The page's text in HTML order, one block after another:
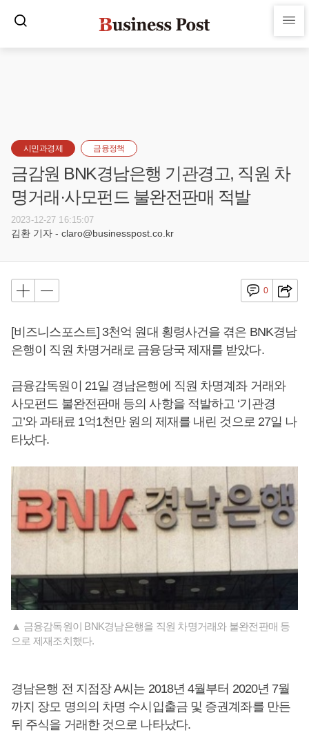
시민과경제 금융정책
금감원 BNK경남은행 기관경고, 직원 차
명거래·사모펀드 불완전판매 적발
2023-12-27 16:15:07
김환 기자 - claro@businesspost.co.kr
0
[비즈니스포스트] 3천억 원대 횡령사건을 겪은 BNK경남
은행이 직원 차명거래로 금융당국 제재를 받았다.
금융감독원이 21일 경남은행에 직원 차명계좌 거래와
사모펀드 불완전판매 등의 사항을 적발하고 ‘기관경
고’와 과태료 1억1천만 원의 제재를 내린 것으로 27일 나
타났다.
▲ 금융감독원이 BNK경남은행을 직원 차명거래와 불완전판매 등
으로 제재조치했다.
경남은행 전 지점장 A씨는 2018년 4월부터 2020년 7월
까지 장모 명의의 차명 수시입출금 및 증권계좌를 만든
뒤 주식을 거래한 것으로 나타났다.